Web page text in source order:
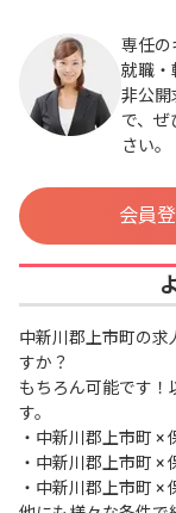
専任の
就職・
非公開
で、ぜ
さい。
会員
中新川郡上市町の求
すか？
もちろん可能です！
す。
・ 中新川郡上市町 ×
・ 中新川郡上市町 ×
・ 中新川郡上市町 ×